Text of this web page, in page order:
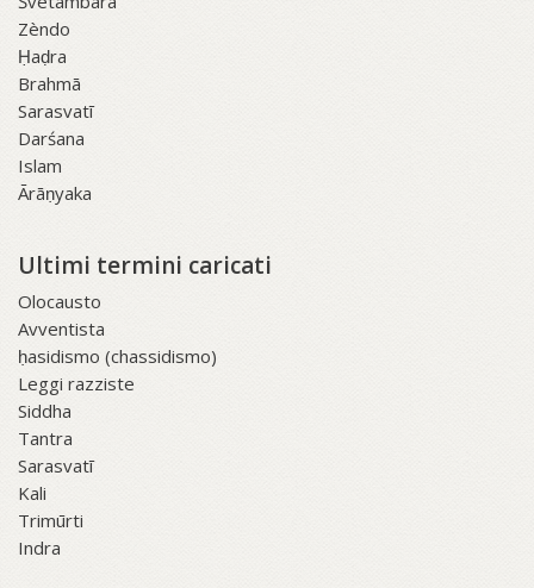
Zèndo
Ḥaḍra
Brahmā
Sarasvatī
Darśana
Islam
Ārāṇyaka
Ultimi termini caricati
Olocausto
Avventista
ḥasidismo (chassidismo)
Leggi razziste
Siddha
Tantra
Sarasvatī
Kali
Trimūrti
Indra